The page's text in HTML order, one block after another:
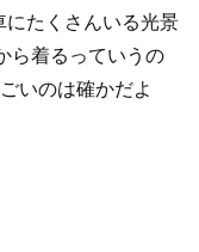
にたくさんいる光景
ら着るっていうの
いのは確かだよ